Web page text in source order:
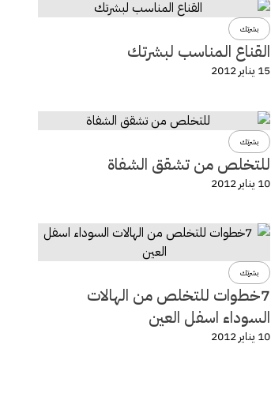
بشرتك
القناع المناسب لبشرتك
15 يناير 2012
بشرتك
للتخلص من تشقق الشفاة
10 يناير 2012
بشرتك
7خطوات للتخلص من الهالات
السوداء اسفل العين
10 يناير 2012